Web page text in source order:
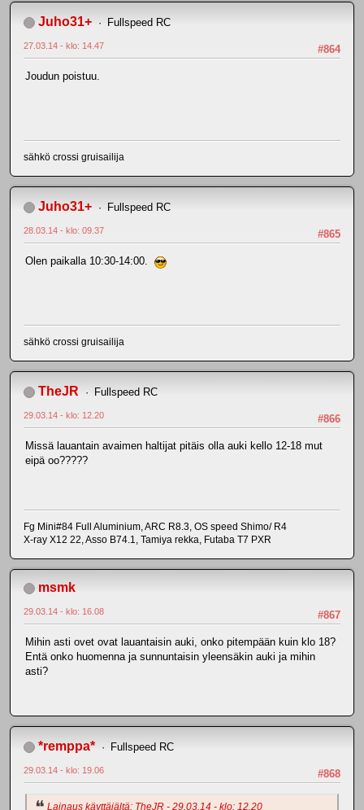
Juho31+ Fullspeed RC
#864
27.03.14 - klo: 14.47
Joudun poistuu.
sähkö crossi gruisailija
Juho31+ Fullspeed RC
#865
28.03.14 - klo: 09.37
Olen paikalla 10:30-14:00.
sähkö crossi gruisailija
TheJR Fullspeed RC
#866
29.03.14 - klo: 12.20
Missä lauantain avaimen haltijat pitäis olla auki kello 12-18 mut
eipä oo?????
Fg Mini#84 Full Aluminium, ARC R8.3, OS speed Shimo/ R4
X-ray X12 22, Asso B74.1, Tamiya rekka, Futaba T7 PXR
msmk
#867
29.03.14 - klo: 16.08
Mihin asti ovet ovat lauantaisin auki, onko pitempään kuin klo 18?
Entä onko huomenna ja sunnuntaisin yleensäkin auki ja mihin
asti?
*remppa* Fullspeed RC
#868
29.03.14 - klo: 19.06
Lainaus käyttäjältä: TheJR - 29.03.14 - klo: 12.20